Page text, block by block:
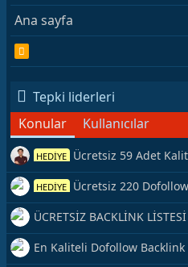
Ana sayfa
S
Tepki liderleri
Konular
Kullanıcılar
HEDİYE Ücretsiz 59 Adet
Kaynağı Veriyorum.
HEDİYE Ücretsiz 220
Veriyorum
ÜCRETSİZ BACKLİNK
Hemen Yetiş!
En Kaliteli Dofollow Backlink